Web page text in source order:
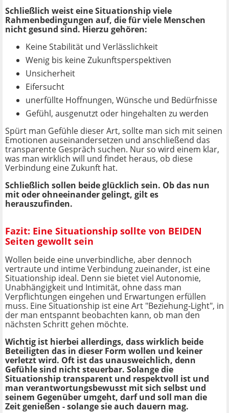
Schließlich weist eine Situationship viele
Rahmenbedingungen auf, die für viele Menschen
nicht gesund sind. Hierzu gehören:
Keine Stabilität und Verlässlichkeit
Wenig bis keine Zukunftsperspektiven
Unsicherheit
Eifersucht
unerfüllte Hoffnungen, Wünsche und Bedürfnisse
Gefühl, ausgenutzt oder hingehalten zu werden
Spürt man Gefühle dieser Art, sollte man sich mit seinen
Emotionen auseinandersetzen und anschließend das
transparente Gespräch suchen. Nur so wird einem klar,
was man wirklich will und findet heraus, ob diese
Verbindung eine Zukunft hat.
Schließlich sollen beide glücklich sein. Ob das nun
mit oder ohneeinander gelingt, gilt es
herauszufinden.
Fazit: Eine Situationship sollte von BEIDEN
Seiten gewollt sein
Wollen beide eine unverbindliche, aber dennoch
vertraute und intime Verbindung zueinander, ist eine
Situationship ideal. Denn sie bietet viel Autonomie,
Unabhängigkeit und Intimität, ohne dass man
Verpflichtungen eingehen und Erwartungen erfüllen
muss. Eine Situationship ist eine Art "Beziehung-Light", in
der man entspannt beobachten kann, ob man den
nächsten Schritt gehen möchte.
Wichtig ist hierbei allerdings, dass wirklich beide
Beteiligten das in dieser Form wollen und keiner
verletzt wird. Oft ist das unausweichlich, denn
Gefühle sind nicht steuerbar. Solange die
Situationship transparent und respektvoll ist und
man verantwortungsbewusst mit sich selbst und
seinem Gegenüber umgeht, darf und soll man die
Zeit genießen - solange sie auch dauern mag.